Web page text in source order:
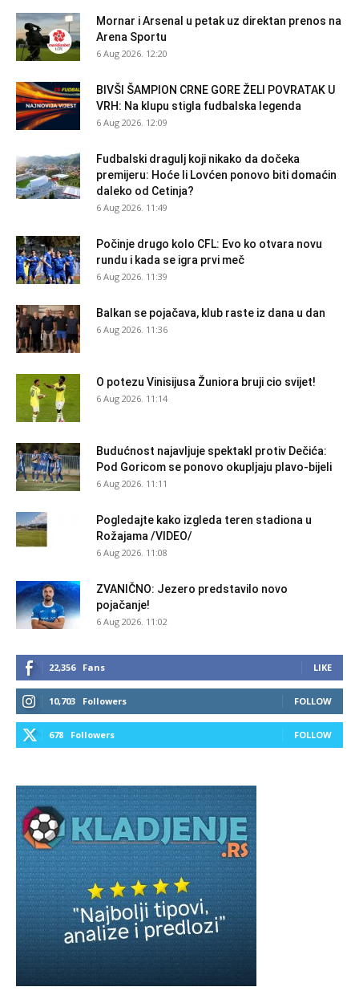
Mornar i Arsenal u petak uz direktan prenos na
Arena Sportu
6 Aug 2026. 12:20
BIVŠI ŠAMPION CRNE GORE ŽELI POVRATAK U
VRH: Na klupu stigla fudbalska legenda
6 Aug 2026. 12:09
Fudbalski dragulj koji nikako da dočeka
premijeru: Hoće li Lovćen ponovo biti domaćin
daleko od Cetinja?
6 Aug 2026. 11:49
Počinje drugo kolo CFL: Evo ko otvara novu
rundu i kada se igra prvi meč
6 Aug 2026. 11:39
Balkan se pojačava, klub raste iz dana u dan
6 Aug 2026. 11:36
O potezu Vinisijusa Žuniora bruji cio svijet!
6 Aug 2026. 11:14
Budućnost najavljuje spektakl protiv Dečića:
Pod Goricom se ponovo okupljaju plavo-bijeli
6 Aug 2026. 11:11
Pogledajte kako izgleda teren stadiona u
Rožajama /VIDEO/
6 Aug 2026. 11:08
ZVANIČNO: Jezero predstavilo novo
pojačanje!
6 Aug 2026. 11:02
22,356 Fans LIKE
10,703 Followers FOLLOW
678 Followers FOLLOW